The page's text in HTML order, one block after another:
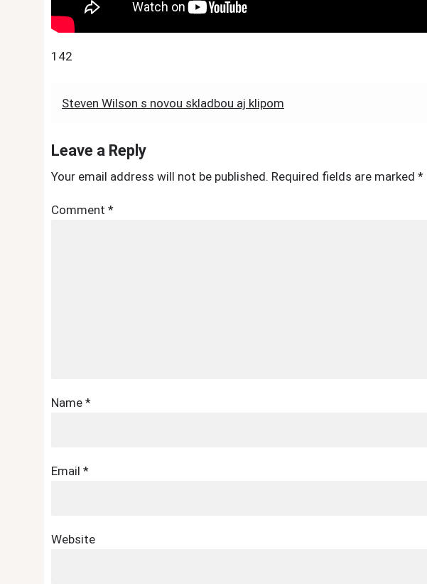
142
Post
Steven Wilson s novou skladbou aj klipom
Leave a Reply
Your email address will not be published. Required fields are marked *
Comment *
Name *
Email *
Website